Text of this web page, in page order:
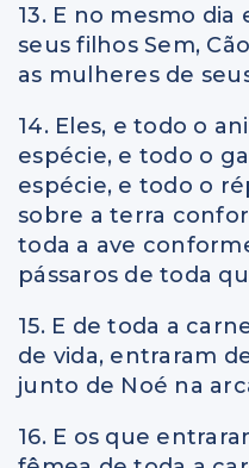
13. E no mesmo
seus filhos Sem,
as mulheres de
14. Eles, e todo o
espécie, e todo o
espécie, e todo o
sobre a terra
toda a ave
pássaros de toda
15. E de toda a
de vida, entraram
junto de Noé na
16. E os que